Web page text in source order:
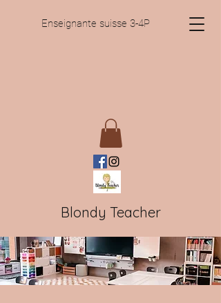
Enseignante suisse 3-4P
Blondy Teacher